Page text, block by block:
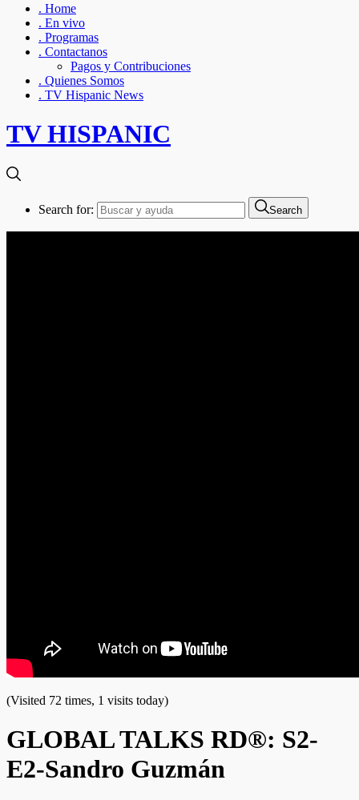
. Home
. En vivo
. Programas
. Contactanos
Pagos y Contribuciones
. Quienes Somos
. TV Hispanic News
TV HISPANIC
Search for: Search
(Visited 72 times, 1 visits today)
GLOBAL TALKS RD®: S2-
E2-Sandro Guzmán